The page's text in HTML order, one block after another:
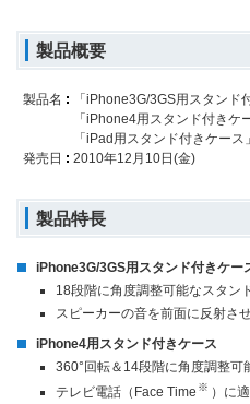
製品概要
製品名
「iPhone3G/3GS用スタンド
「iPhone4用スタンド付きケ
「iPad用スタンド付きケース」
発売日
2010年12月10日(金)
製品特長
iPhone3G/3GS用スタンド付きケー
18段階に角度調整可能なスタン
スピーカーの音を前面に反射さ
iPhone4用スタンド付きケース
360°回転＆14段階に角度調整可
テレビ電話（Face Time ※ ）に